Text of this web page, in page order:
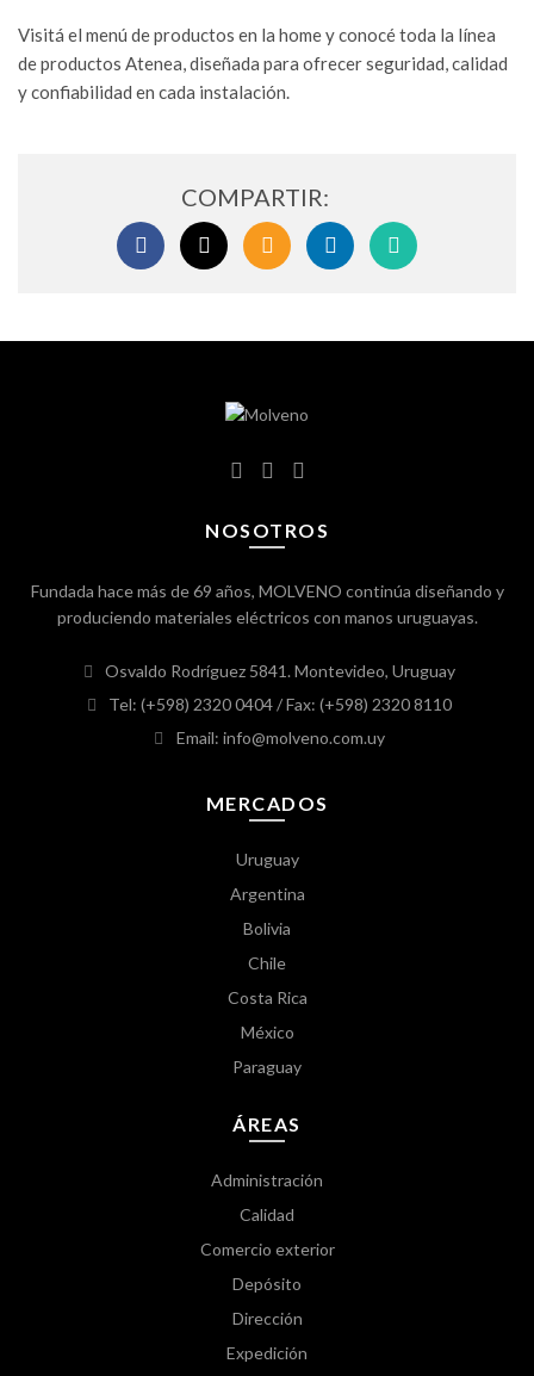
Visitá el menú de productos en la home y conocé toda la línea
de productos Atenea, diseñada para ofrecer seguridad, calidad
y confiabilidad en cada instalación.
NOSOTROS
Fundada hace más de 69 años, MOLVENO continúa diseñando y
produciendo materiales eléctricos con manos uruguayas.
Osvaldo Rodríguez 5841. Montevideo, Uruguay
Tel: (+598) 2320 0404/ Fax: (+598) 2320 8110
Email: info@molveno.com.uy
MERCADOS
Uruguay
Argentina
Bolivia
Chile
Costa Rica
México
Paraguay
ÁREAS
Administración
Calidad
Comercio exterior
Depósito
Dirección
Expedición